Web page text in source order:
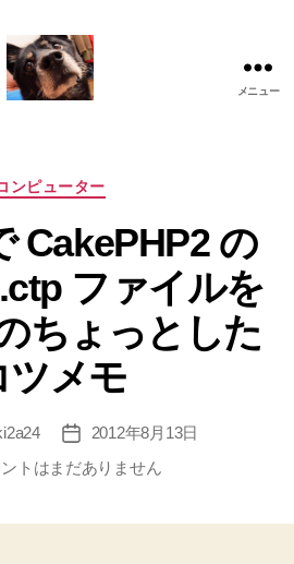
メニュー
カ
ゴ
リ
ー
ンピューター
CakePHP2 の
ファイルを
ちょっとした
ツメモ
投
稿
日
2012年8月13日
トはまだありません